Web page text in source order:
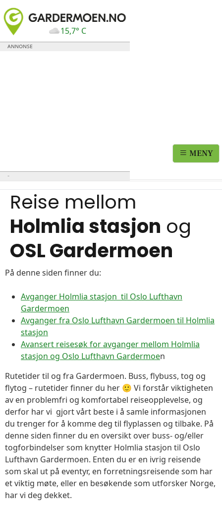
15,7° C
MENY
Reise mellom
Holmlia stasjon og
OSL Gardermoen
På denne siden finner du:
Avganger Holmlia stasjon til Oslo Lufthavn
Gardermoen
Avganger fra Oslo Lufthavn Gardermoen til Holmlia
stasjon
Avansert reisesøk for avganger mellom Holmlia
stasjon og Oslo Lufthavn Gardermoen
Rutetider til og fra Gardermoen. Buss, flybuss, tog og
flytog – rutetider finner du her 🙂 Vi forstår viktigheten
av en problemfri og komfortabel reiseopplevelse, og
derfor har vi gjort vårt beste i å samle informasjonen
du trenger for å komme deg til flyplassen og tilbake. På
denne siden finner du en oversikt over buss- og/eller
togforbindelser som knytter Holmlia stasjon til Oslo
Lufthavn Gardermoen. Enten du er en ivrig reisende
som skal ut på eventyr, en forretningsreisende som har
et viktig møte, eller en besøkende som utforsker Norge,
har vi deg dekket.